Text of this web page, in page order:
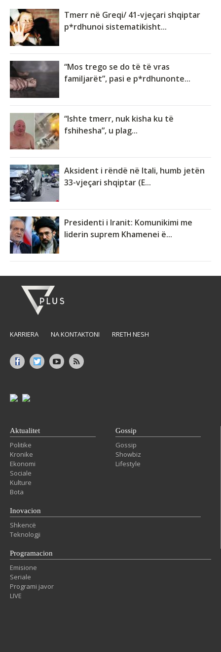
Tmerr në Greqi/ 41-vjeçari shqiptar
p*rdhunoi sistematikisht...
“Mos trego se do të të vras
familjarët”, pasi e p*rdhunonte...
“Ishte tmerr, nuk kisha ku të
fshihesha”, u plag...
Aksident i rëndë në Itali, humb jetën
33-vjeçari shqiptar (E...
Presidenti i Iranit: Komunikimi me
liderin suprem Khamenei ë...
KARRIERA NA KONTAKTONI RRETH NESH
Aktualitet
Politike
Kronike
Ekonomi
Sociale
Kulture
Bota
Gossip
Gossip
Showbiz
Lifestyle
Inovacion
Shkencë
Teknologji
Programacion
Emisione
Seriale
Programi javor
LIVE